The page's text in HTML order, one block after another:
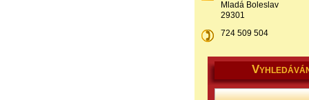
Mladá Boleslav
29301
724 509 504
V